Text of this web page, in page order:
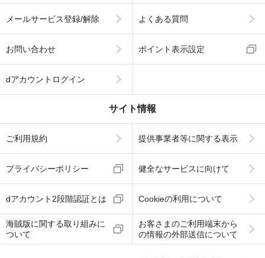
メールサービス登録/解除 よくある質問
お問い合わせ ポイント表示設定
dアカウントログイン
サイト情報
ご利用規約 提供事業者等に関する表示
プライバシーポリシー 健全なサービスに向けて
dアカウント2段階認証とは Cookieの利用について
海賊版に関する取り組みに
ついて
お客さまのご利用端末から
の情報の外部送信について